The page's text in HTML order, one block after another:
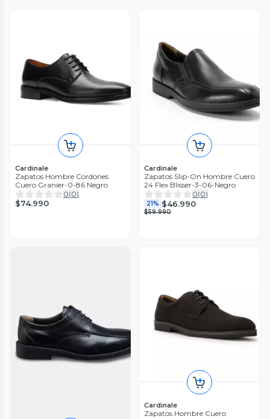
Cardinale
Zapatos Hombre Cordones
Cuero Granier-0-86 Negro
0(0)
$74.990
Cardinale
Zapatos Slip-On Hombre Cuero
24 Flex Blisser-3-06-Negro
0(0)
21% $46.990
$59.990
Cardinale
Zapatos Hombre Cuero